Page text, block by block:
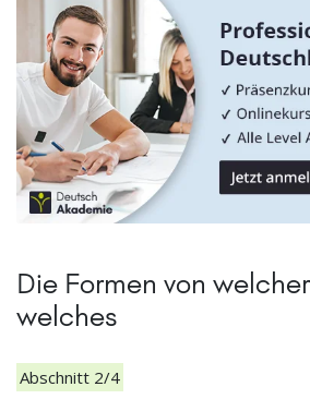
Die Formen von
welches
Abschnitt 2/4